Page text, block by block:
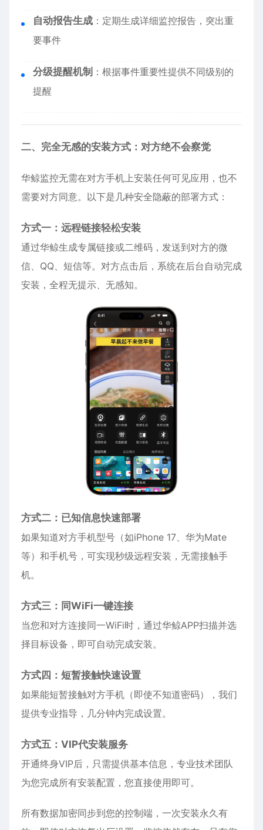
自动报告生成 ：定期生成详细监控报告，突出重
要事件
分级提醒机制 ：根据事件重要性提供不同级别的
提醒
二、完全无感的安装方式：对方绝不会察觉
华鲸监控无需在对方手机上安装任何可见应用，也不
需要对方同意。以下是几种安全隐蔽的部署方式：
方式一：远程链接轻松安装
通过华鲸生成专属链接或二维码，发送到对方的微
信、QQ、短信等。对方点击后，系统在后台自动完成
安装，全程无提示、无感知。
方式二：已知信息快速部署
如果知道对方手机型号（如iPhone 17、华为Mate
等）和手机号，可实现秒级远程安装，无需接触手
机。
方式三：同WiFi一键连接
当您和对方连接同一WiFi时，通过华鲸APP扫描并选
择目标设备，即可自动完成安装。
方式四：短暂接触快速设置
如果能短暂接触对方手机（即使不知道密码），我们
提供专业指导，几分钟内完成设置。
方式五：VIP代安装服务
开通终身VIP后，只需提供基本信息，专业技术团队
为您完成所有安装配置，您直接使用即可。
所有数据加密同步到您的控制端，一次安装永久有